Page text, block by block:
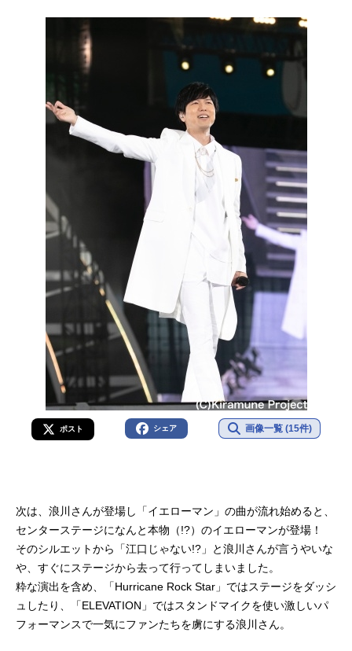
ポスト シェア 画像一覧 (15件)
次は、浪川さんが登場し「イエローマン」の曲が流れ始めると、
センターステージになんと本物（!?）のイエローマンが登場！
そのシルエットから「江口じゃない!?」と浪川さんが言うやいな
や、すぐにステージから去って行ってしまいました。
粋な演出を含め、「Hurricane Rock Star」ではステージをダッシ
ュしたり、「ELEVATION」ではスタンドマイクを使い激しいパ
フォーマンスで一気にファンたちを虜にする浪川さん。